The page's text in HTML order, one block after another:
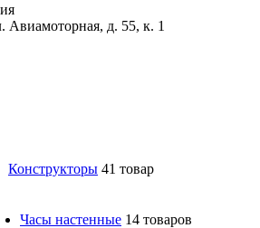
Авиамоторная, д. 55, к. 1
Конструкторы 41 товар
Часы настенные 14 товаров